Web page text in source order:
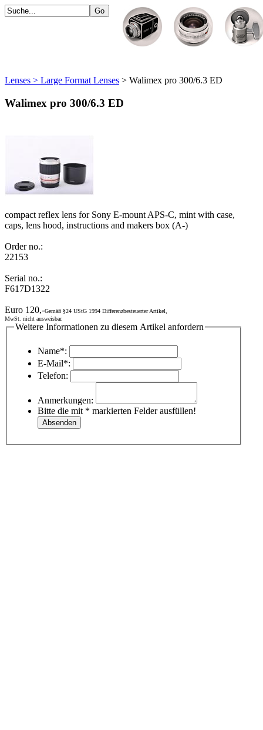
Lenses > Large Format Lenses > Walimex pro 300/6.3 ED
Walimex pro 300/6.3 ED
compact reflex lens for Sony E-mount APS-C, mint with case,
caps, lens hood, instructions and makers box (A-)
Order no.:
22153
Serial no.:
F617D1322
Euro 120,-Gemäß §24 UStG 1994 Differenzbesteuerter Artikel,
MwSt. nicht ausweisbar.
Weitere Informationen zu diesem Artikel anfordern
Name*:
E-Mail*:
Telefon:
Anmerkungen:
Bitte die mit * markierten Felder ausfüllen!